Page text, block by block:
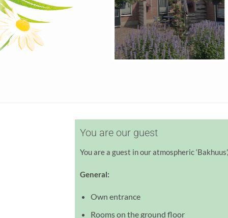
You are our guest
You are a guest in our atmospheric
General:
Own entrance
Rooms on the ground floor